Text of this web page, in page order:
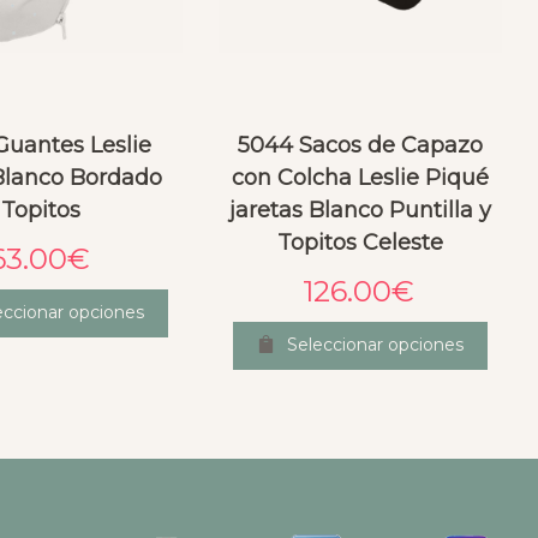
Leslie
Bordado
Topitos
€
opciones
5044 Sacos de Capazo
con Colcha Leslie Piqué
jaretas Blanco Puntilla y
Topitos Celeste
126.00€
Seleccionar opciones